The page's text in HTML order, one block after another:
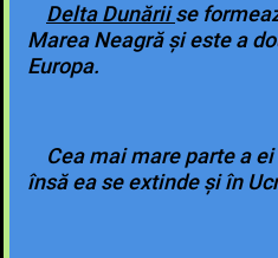
Delta Dunăriise
Marea Neagră șiestea
Europa.
Cea mai mare parte a ei
însă ea se extinde și în